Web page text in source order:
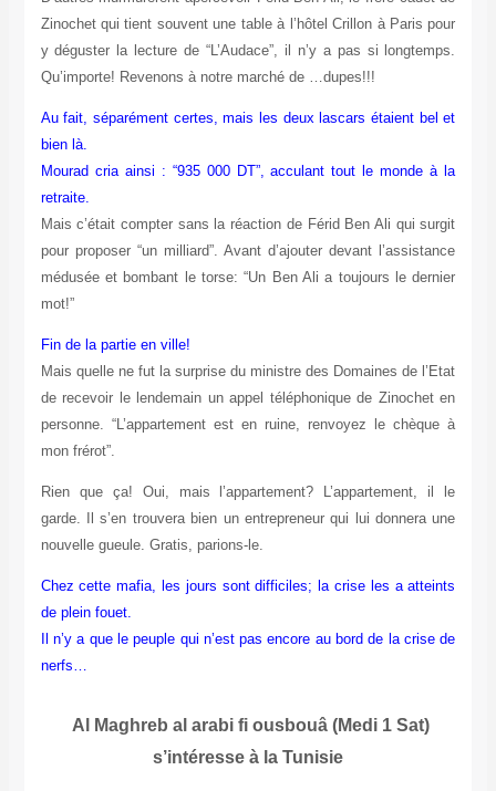
Zinochet qui tient souvent une table à l’hôtel Crillon à Paris pour
y déguster la lecture de “L’Audace”, il n’y a pas si longtemps.
Qu’importe! Revenons à notre marché de …dupes!!!
Au fait, séparément certes, mais les deux lascars étaient bel et
bien là.
Mourad cria ainsi : “935 000 DT”, acculant tout le monde à la
retraite.
Mais c’était compter sans la réaction de Férid Ben Ali qui surgit
pour proposer “un milliard”. Avant d’ajouter devant l’assistance
médusée et bombant le torse: “Un Ben Ali a toujours le dernier
mot!”
Fin de la partie en ville!
Mais quelle ne fut la surprise du ministre des Domaines de l’Etat
de recevoir le lendemain un appel téléphonique de Zinochet en
personne. “L’appartement est en ruine, renvoyez le chèque à
mon frérot”.
Rien que ça! Oui, mais l’appartement? L’appartement, il le
garde. Il s’en trouvera bien un entrepreneur qui lui donnera une
nouvelle gueule. Gratis, parions-le.
Chez cette mafia, les jours sont difficiles; la crise les a atteints
de plein fouet.
Il n’y a que le peuple qui n’est pas encore au bord de la crise de
nerfs…
Al Maghreb al arabi fi ousbouâ (Medi 1 Sat)
s’intéresse à la Tunisie